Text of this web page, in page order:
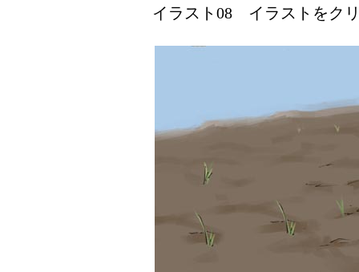
イラスト08 イラストをク